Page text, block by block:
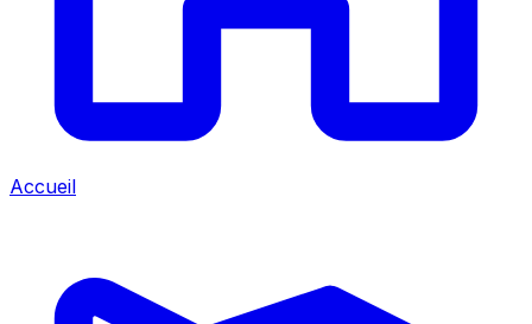
Accueil